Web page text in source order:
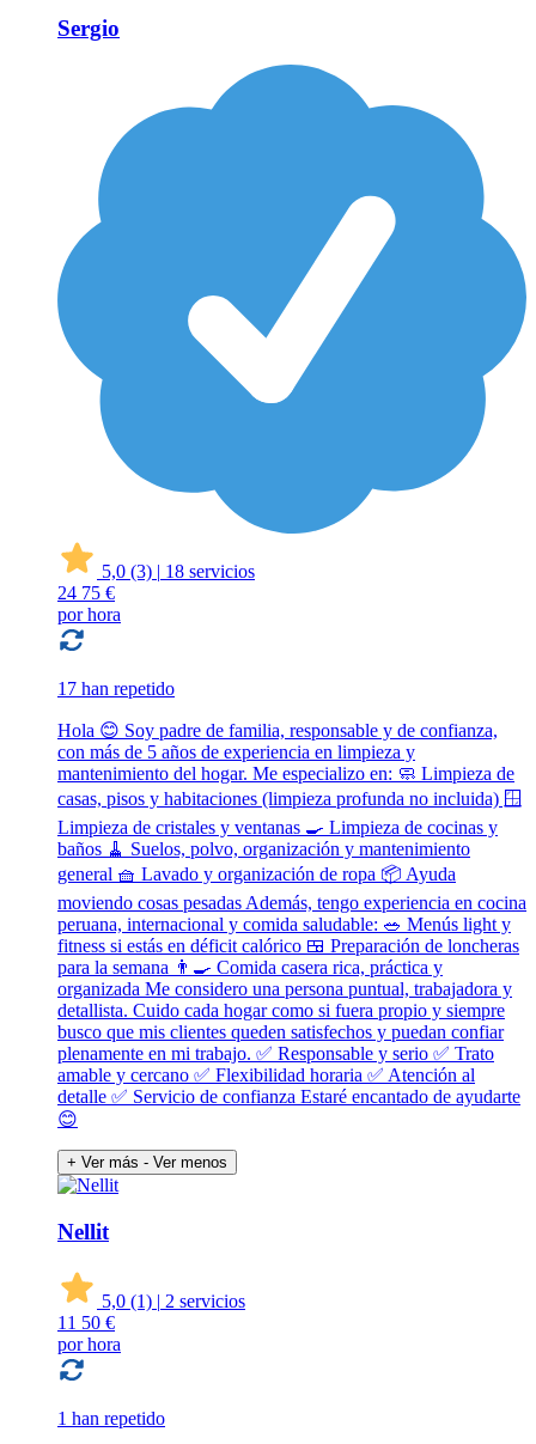
Sergio
5,0 (3) | 18 servicios
24 75 €
por hora
17 han repetido
Hola 😊 Soy padre de familia, responsable y de confianza,
con más de 5 años de experiencia en limpieza y
mantenimiento del hogar. Me especializo en: 🧼 Limpieza de
casas, pisos y habitaciones (limpieza profunda no incluida) 🪟
Limpieza de cristales y ventanas 🍳 Limpieza de cocinas y
baños 🧹 Suelos, polvo, organización y mantenimiento
general 🧺 Lavado y organización de ropa 📦 Ayuda
moviendo cosas pesadas Además, tengo experiencia en cocina
peruana, internacional y comida saludable: 🥗 Menús light y
fitness si estás en déficit calórico 🍱 Preparación de loncheras
para la semana 👨‍🍳 Comida casera rica, práctica y
organizada Me considero una persona puntual, trabajadora y
detallista. Cuido cada hogar como si fuera propio y siempre
busco que mis clientes queden satisfechos y puedan confiar
plenamente en mi trabajo. ✅ Responsable y serio ✅ Trato
amable y cercano ✅ Flexibilidad horaria ✅ Atención al
detalle ✅ Servicio de confianza Estaré encantado de ayudarte
😊
+ Ver más - Ver menos
Nellit
5,0 (1) | 2 servicios
11 50 €
por hora
1 han repetido